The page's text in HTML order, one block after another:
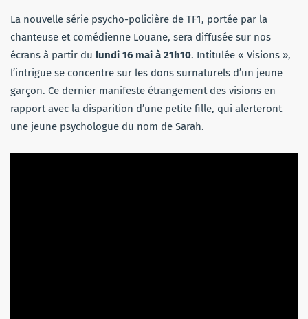
La nouvelle série psycho-policière de TF1, portée par la
chanteuse et comédienne Louane, sera diffusée sur nos
écrans à partir du lundi 16 mai à 21h10. Intitulée « Visions »,
l’intrigue se concentre sur les dons surnaturels d’un jeune
garçon. Ce dernier manifeste étrangement des visions en
rapport avec la disparition d’une petite fille, qui alerteront
une jeune psychologue du nom de Sarah.